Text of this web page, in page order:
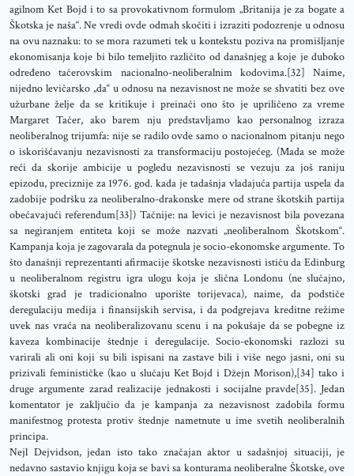
agilnom Ket Bojd i to sa provokativnom formulom „Britanija je za bogate a
Škotska je naša“. Ne vredi ovde odmah skočiti i izraziti podozrenje u odnosu
na ovu naznaku: to se mora razumeti tek u kontekstu poziva na promišljanje
ekonomisanja koje bi bilo temeljito različito od današnjeg a koje je duboko
određeno tačerovskim nacionalno-neoliberalnim kodovima.[32] Naime,
nijedno levičarsko „da“ u odnosu na nezavisnost ne može se shvatiti bez ove
užurbane želje da se kritikuje i preinači ono što je upriličeno za vreme
Margaret Tačer, ako barem nju predstavljamo kao personalnog izraza
neoliberalnog trijumfa: nije se radilo ovde samo o nacionalnom pitanju nego
o iskorišćavanju nezavisnosti za transformaciju postojećeg. (Mada se može
reći da skorije ambicije u pogledu nezavisnosti se vezuju za još raniju
epizodu, preciznije za 1976. god. kada je tadašnja vladajuća partija uspela da
zadobije podršku za neoliberalno-drakonske mere od strane škotskih partija
obećavajući referendum[33]) Tačnije: na levici je nezavisnost bila povezana
sa negiranjem entiteta koji se može nazvati „neoliberalnom Škotskom“.
Kampanja koja je zagovarala da potegnula je socio-ekonomske argumente. To
što današnji reprezentanti afirmacije škotske nezavisnosti ističu da Edinburg
u neoliberalnom registru igra ulogu koja je slična Londonu (ne slučajno,
škotski grad je tradicionalno uporište torijevaca), naime, da podstiče
deregulaciju medija i finansijskih servisa, i da podgrejava kreditne režime
uvek nas vraća na neoliberalizovanu scenu i na pokušaje da se pobegne iz
kaveza kombinacije štednje i deregulacije. Socio-ekonomski razlozi su
varirali ali oni koji su bili ispisani na zastave bili i više nego jasni, oni su
prizivali feminističke (kao u slučaju Ket Bojd i Džejn Morison),[34] tako i
druge argumente zarad realizacije jednakosti i socijalne pravde[35]. Jedan
komentator je zaključio da je kampanja za nezavisnost zadobila formu
manifestnog protesta protiv štednje nametnute u ime svetih neoliberalnih
principa.
Nejl Dejvidson, jedan isto tako značajan aktor u sadašnjoj situaciji, je
nedavno sastavio knjigu koja se bavi sa konturama neoliberalne Škotske, ove